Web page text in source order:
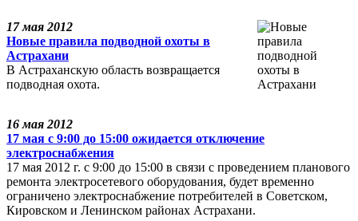
17 мая 2012
Новые правила подводной охоты в
Астрахани
В Астраханскую область возвращается
подводная охота.
16 мая 2012
17 мая с 9:00 до 15:00 ожидается отключение
электроснабжения
17 мая 2012 г. с 9:00 до 15:00 в связи с проведением планового
ремонта электросетевого оборудования, будет временно
ограничено электроснабжение потребителей в Советском,
Кировском и Ленинском районах Астрахани.